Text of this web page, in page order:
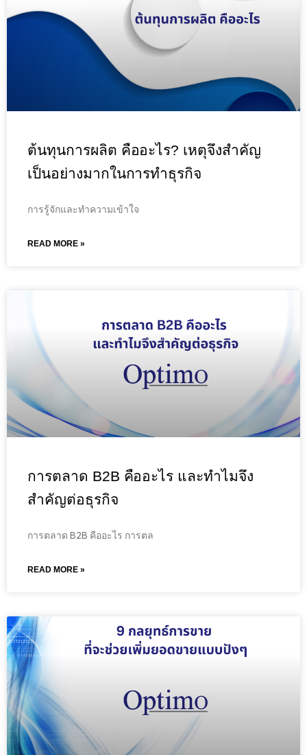
ต้นทุนการผลิต คืออะไร? เหตุจึงสำคัญ
เป็นอย่างมากในการทำธุรกิจ
การรู้จักและทำความเข้าใจ
READ MORE »
การตลาด B2B คืออะไร และทำไมจึง
สำคัญต่อธุรกิจ
การตลาด B2B คืออะไร การตล
READ MORE »